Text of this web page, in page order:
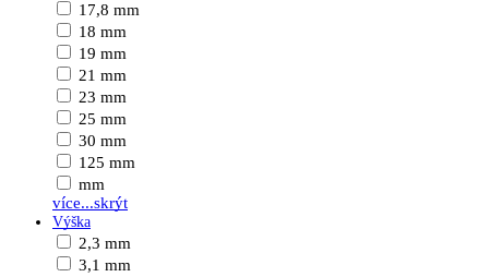
17,8 mm
18 mm
19 mm
21 mm
23 mm
25 mm
30 mm
125 mm
mm
více...skrýt
Výška
2,3 mm
3,1 mm